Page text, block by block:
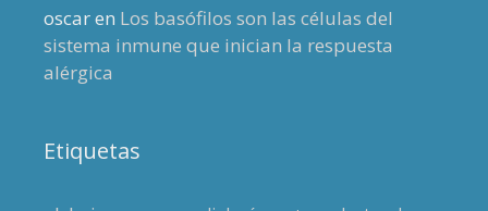
oscaren Los basófilos son las células del
sistema inmune que inician la respuesta
alérgica
Etiquetas